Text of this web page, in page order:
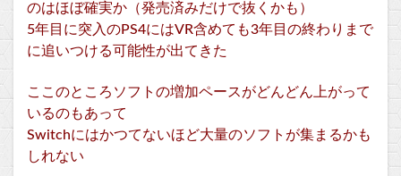
のはほぼ確実か（発売済みだけで抜くかも）
5年目に突入のPS4にはVR含めても3年目の終わりまで
に追いつける可能性が出てきた
ここのところソフトの増加ペースがどんどん上がって
いるのもあって
Switchにはかつてないほど大量のソフトが集まるかも
しれない